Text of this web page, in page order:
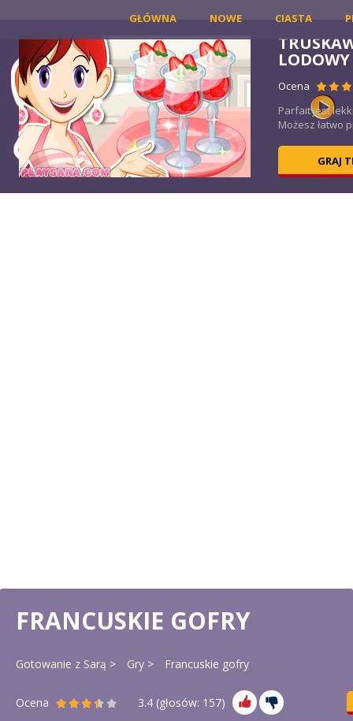
GŁÓWNA NOWE CIASTA
LODOWY
Ocena
Parfait jest lekki i
Możesz łatwo
GRAJ TERAZ
FRANCUSKIE GOFRY
Gotowanie z Sarą Gry Francuskie gofry
Ocena 3.4 (głosów: 157)